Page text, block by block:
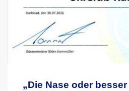
„Die Nase oder